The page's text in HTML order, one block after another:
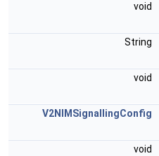
void
String
void
V2NIMSignallingConfig
void